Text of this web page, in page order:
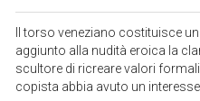
Il torso veneziano costituisce
aggiunto alla nudità eroica la
scultore di ricreare valori
copista abbia avuto un